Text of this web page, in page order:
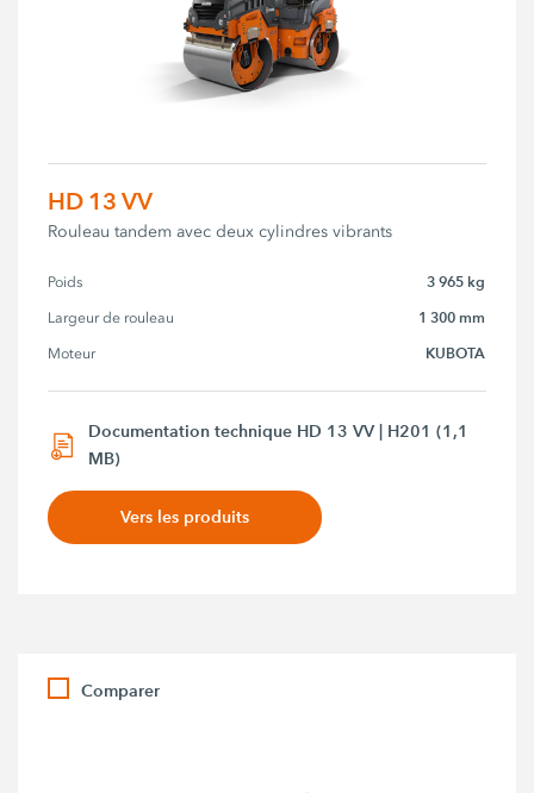
HD 13 VV
Rouleau tandem avec deux cylindres vibrants
Poids 3 965 kg
Largeur de rouleau 1 300 mm
Moteur KUBOTA
Documentation technique HD 13 VV | H201 (1,1
MB)
Vers les produits
Comparer